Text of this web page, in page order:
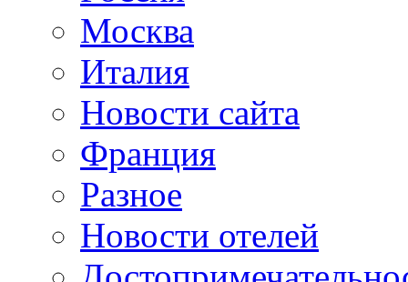
Москва
Италия
Новости сайта
Франция
Разное
Новости отелей